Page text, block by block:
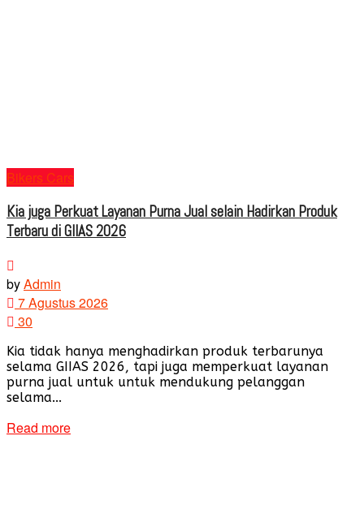
Bikers Cars
Kia juga Perkuat Layanan Purna Jual selain Hadirkan Produk
Terbaru di GIIAS 2026
byAdmin
7 Agustus 2026
30
Kia tidak hanya menghadirkan produk terbarunya
selama GIIAS 2026, tapi juga memperkuat layanan
purna jual untuk untuk mendukung pelanggan
selama...
Read more